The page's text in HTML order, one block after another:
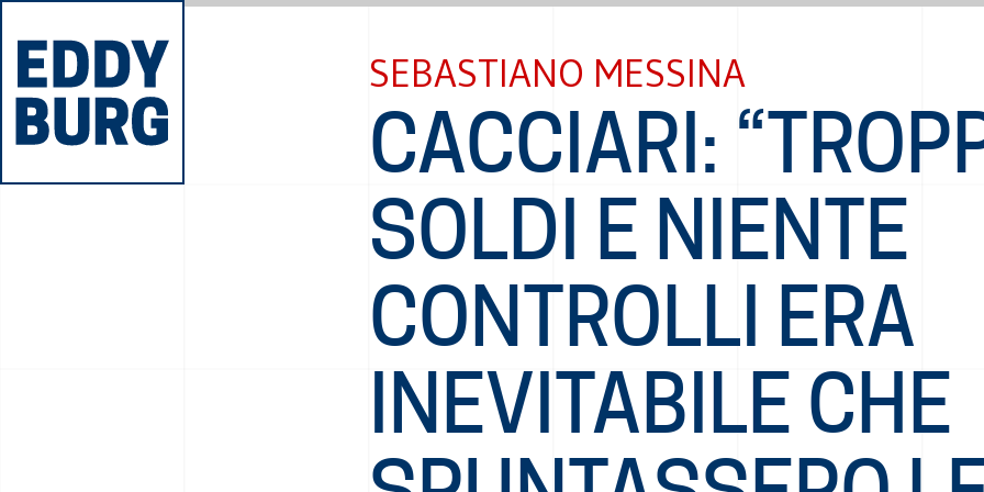
SEBASTIANO MESSINA
CACCIARI:
SOLDI E NIENTE
CONTROLLI ERA
INEVITABILE CHE